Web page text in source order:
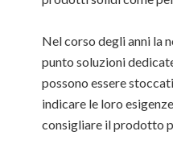
Nel corso degli anni la
punto soluzioni
possono essere
indicare le loro
consigliare il prodotto